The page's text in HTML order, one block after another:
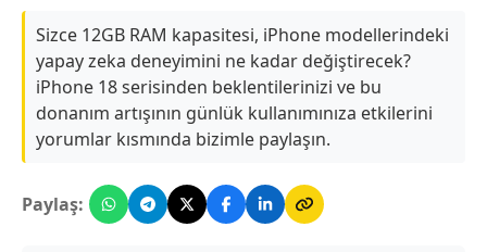
Sizce 12GB RAM kapasitesi, iPhone modellerindeki
yapay zeka deneyimini ne kadar değiştirecek?
iPhone 18 serisinden beklentilerinizi ve bu
donanım artışının günlük kullanımınıza etkilerini
yorumlar kısmında bizimle paylaşın.
Paylaş: